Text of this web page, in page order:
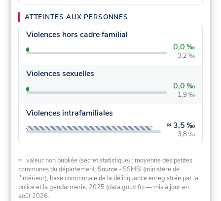
ATTEINTES AUX PERSONNES
Violences hors cadre familial
0,0 ‰
3,2 ‰
Violences sexuelles
0,0 ‰
1,9 ‰
Violences intrafamiliales
≈ 3,5 ‰
3,8 ‰
≈ : valeur non publiée (secret statistique) : moyenne des petites
communes du département.Source - SSMSI (ministère de
l'Intérieur), base communale de la délinquance enregistrée par la
police et la gendarmerie, 2025 (data.gouv.fr) — mis à jour en
août 2026.